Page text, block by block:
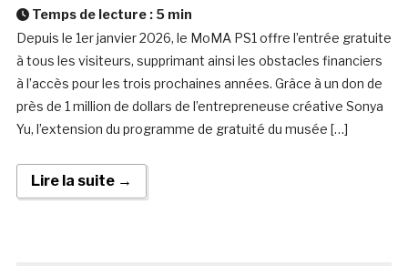
Temps de lecture : 5 min
Depuis le 1er janvier 2026, le MoMA PS1 offre l’entrée gratuite
à tous les visiteurs, supprimant ainsi les obstacles financiers
à l’accès pour les trois prochaines années. Grâce à un don de
près de 1 million de dollars de l’entrepreneuse créative Sonya
Yu, l’extension du programme de gratuité du musée […]
Lire la suite →